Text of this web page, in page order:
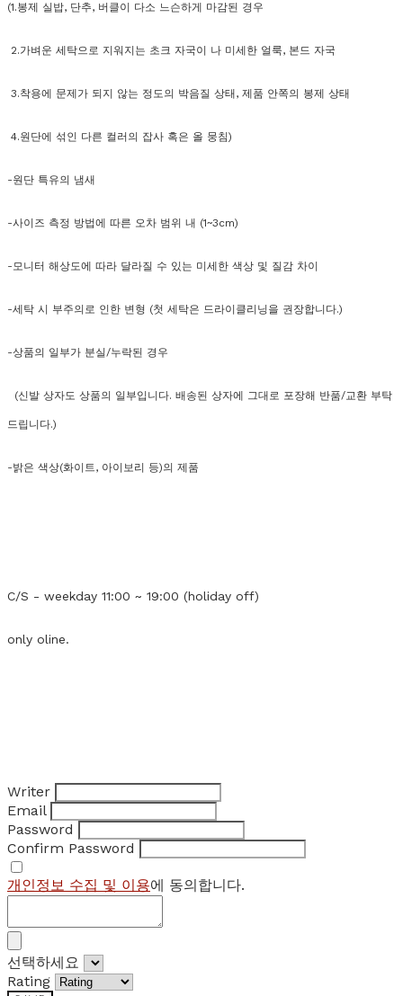
(1.봉제 실밥, 단추, 버클이 다소 느슨하게 마감된 경우
2.가벼운 세탁으로 지워지는 초크 자국이 나 미세한 얼룩, 본드 자국
3.착용에 문제가 되지 않는 정도의 박음질 상태, 제품 안쪽의 봉제 상태
4.원단에 섞인 다른 컬러의 잡사 혹은 올 뭉침)
-원단 특유의 냄새
-사이즈 측정 방법에 따른 오차 범위 내 (1~3cm)
-모니터 해상도에 따라 달라질 수 있는 미세한 색상 및 질감 차이
-세탁 시 부주의로 인한 변형 (첫 세탁은 드라이클리닝을 권장합니다.)
-상품의 일부가 분실/누락된 경우
(신발 상자도 상품의 일부입니다. 배송된 상자에 그대로 포장해 반품/교환 부탁
드립니다.)
-밝은 색상(화이트, 아이보리 등)의 제품
C/S - weekday 11:00 ~ 19:00 (holiday off)
only oline.
Writer
Email
Password
Confirm Password
개인정보 수집 및 이용에 동의합니다.
선택하세요
Rating